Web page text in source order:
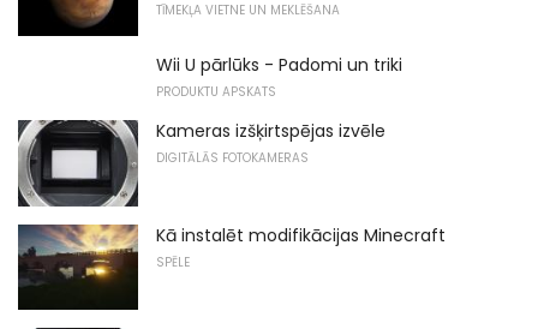
TĪMEKĻA VIETNE UN MEKLĒŠANA
Wii U pārlūks - Padomi un triki
PRODUKTU APSKATS
Kameras izšķirtspējas izvēle
DIGITĀLĀS FOTOKAMERAS
Kā instalēt modifikācijas Minecraft
SPĒLE